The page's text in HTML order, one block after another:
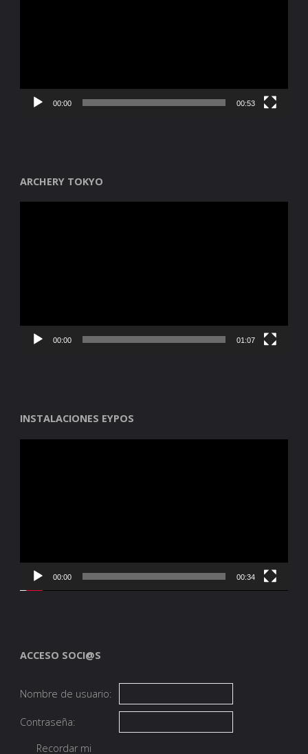
00:00 00:53
ARCHERY TOKYO
00:00 01:07
INSTALACIONES EYPOS
00:00 00:34
ACCESO SOCI@S
Nombre de usuario:
Contraseña:
Recordar mi